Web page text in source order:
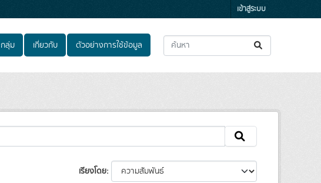
เข้าสู่ระบบ
กลุ่ม เกี่ยวกับ ตัวอย่างการใช้ข้อมูล
เรียงโดย